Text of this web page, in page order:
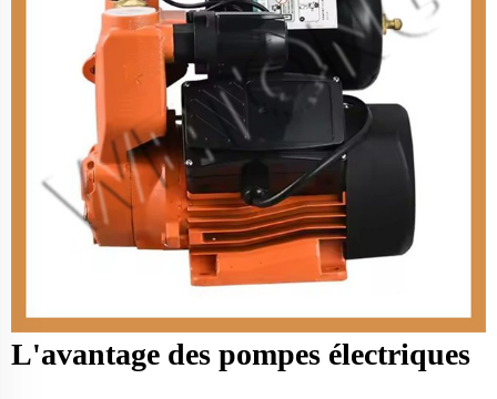
L'avantage des pompes électriques